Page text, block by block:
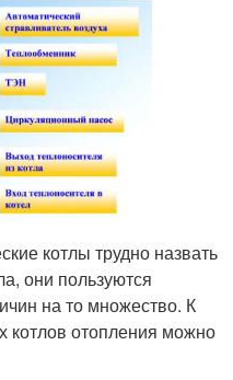
котлы трудно назвать
они пользуются
на то множество. К
котлов отопления можно